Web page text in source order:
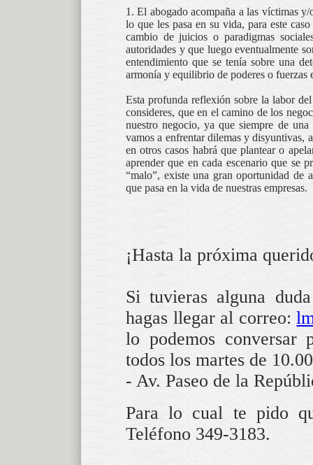
1. El abogado acompaña a las víctimas
lo que les pasa en su vida, para este
cambio de juicios o paradigmas
autoridades y que luego eventualmente
entendimiento que se tenía sobre una
armonía y equilibrio de poderes o fuerzas
Esta profunda reflexión sobre la labor
consideres, que en el camino de los
nuestro negocio, ya que siempre de
vamos a enfrentar dilemas y disyuntivas,
en otros casos habrá que plantear o
aprender que en cada escenario que se
“malo”, existe una gran oportunidad de
que pasa en la vida de nuestras empresas.
¡Hasta la próxima
Si tuvieras alguna
hagas llegar al correo:
lo podemos conversar
todos los martes de
- Av. Paseo de la
Para lo cual te pido
Teléfono 349-3183.